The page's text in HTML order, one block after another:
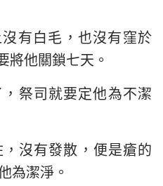
有白毛，也沒有窪於
將他關鎖七天。
祭司就要定他為不潔
沒有發散，便是瘡的
為潔淨。